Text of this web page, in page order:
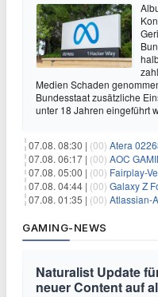
Medien Schaden
Bundesstaat zusätzliche
unter 18 Jahren eingeführt
07.08. 08:30 | (00) Atera
07.08. 06:17 | (00) AOC
07.08. 05:00 | (00) Fairplay-
07.08. 04:44 | (00) Galaxy Z
07.08. 01:35 | (00) Atlassian-
GAMING-NEWS
Naturalist Update
neuer Content auf